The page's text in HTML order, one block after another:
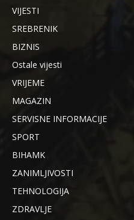
VIJESTI
SREBRENIK
BIZNIS
Ostale vijesti
VRIJEME
MAGAZIN
SERVISNE INFORMACIJE
SPORT
BIHAMK
ZANIMLJIVOSTI
TEHNOLOGIJA
ZDRAVLJE